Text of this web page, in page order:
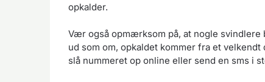
opkalder.
Vær også opmærksom på, at nogle svindlere
ud som om, opkaldet kommer fra et
slå nummeret op online eller send en sms i